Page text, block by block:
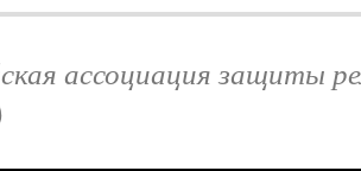
ассоциация защиты